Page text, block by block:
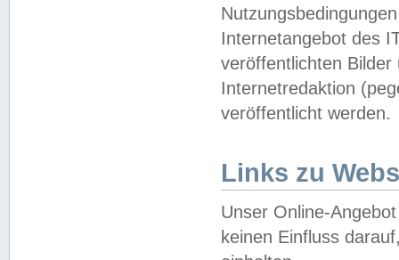
Internetangebot des
veröffentlichten
Internetredaktion
veröffentlicht werden.
Links zu
Unser Online-
keinen Einfluss